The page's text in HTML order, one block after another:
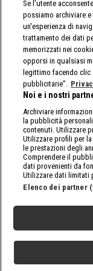
Se l'utente
possiamo archiviare
un'esperienza di
trattamento dei dati
memorizzati nei
opporsi in qualsiasi
legittimo facendo
pubblicitarie”.
Noi e i nostri
Archiviare
la pubblicità
contenuti. Utilizzare
Utilizzare profili per
le prestazioni degli
Comprendere il
dati provenienti da
Utilizzare dati limitati
Elenco dei partner